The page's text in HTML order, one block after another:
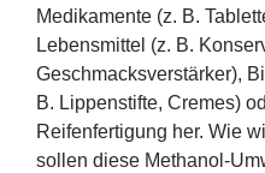
Medikamente (z. B.
Lebensmittel (z. B.
Geschmacksverstärker),
B. Lippenstifte, Cremes)
Reifenfertigung her. Wie
sollen diese Methanol-